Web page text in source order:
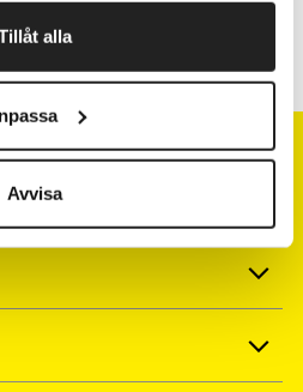
alla
Avvisa
50